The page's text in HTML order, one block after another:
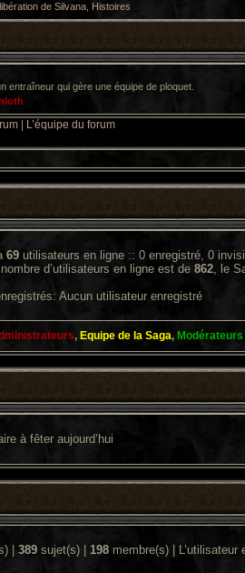
de Silvana Histoires
entraîneur qui gère une équipe de ploquet.
L’équipe du forum
69 utilisateurs en ligne :: 0 enregistré, 0
d’utilisateurs en ligne est de 862, le
Aucun utilisateur enregistré
, Equipe de la Saga,
à fêter aujourd’hui
| 389 sujet(s) | 198 membre(s) |